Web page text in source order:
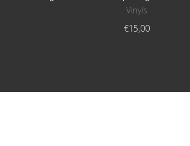
Vinyls
€15,00